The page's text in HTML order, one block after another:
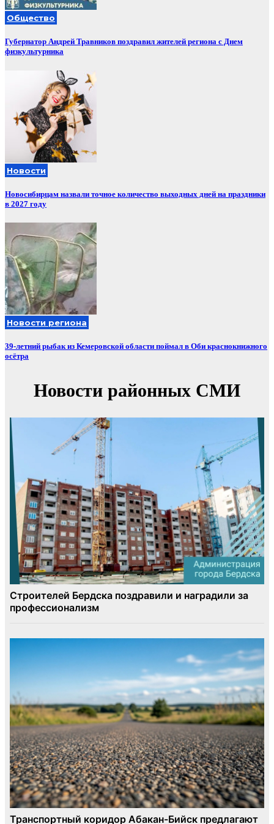
Общество
Губернатор Андрей Травников поздравил жителей региона с Днем
физкультурника
Новости
Новосибирцам назвали точное количество выходных дней на праздники
в 2027 году
Новости региона
39-летний рыбак из Кемеровской области поймал в Оби краснокнижного
осётра